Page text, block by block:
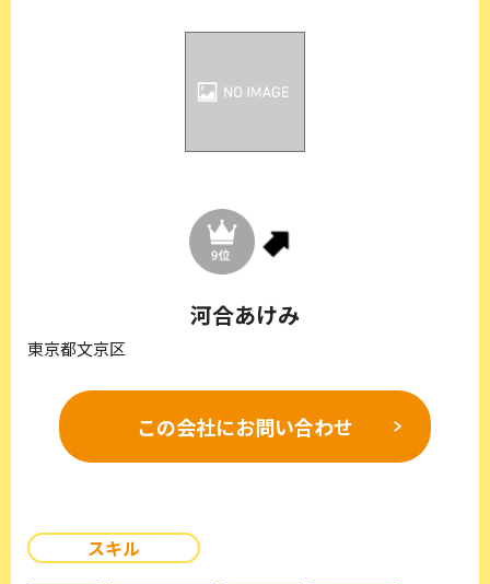
河合あけみ
東京都文京区
この会社にお問い合わせ
スキル